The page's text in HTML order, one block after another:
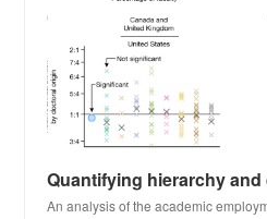
An analysis of the academic